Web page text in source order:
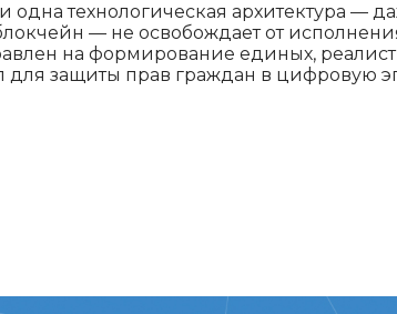
одна технологическая архитектура —
— не освобождает от
на формирование единых,
защиты прав граждан в цифровую